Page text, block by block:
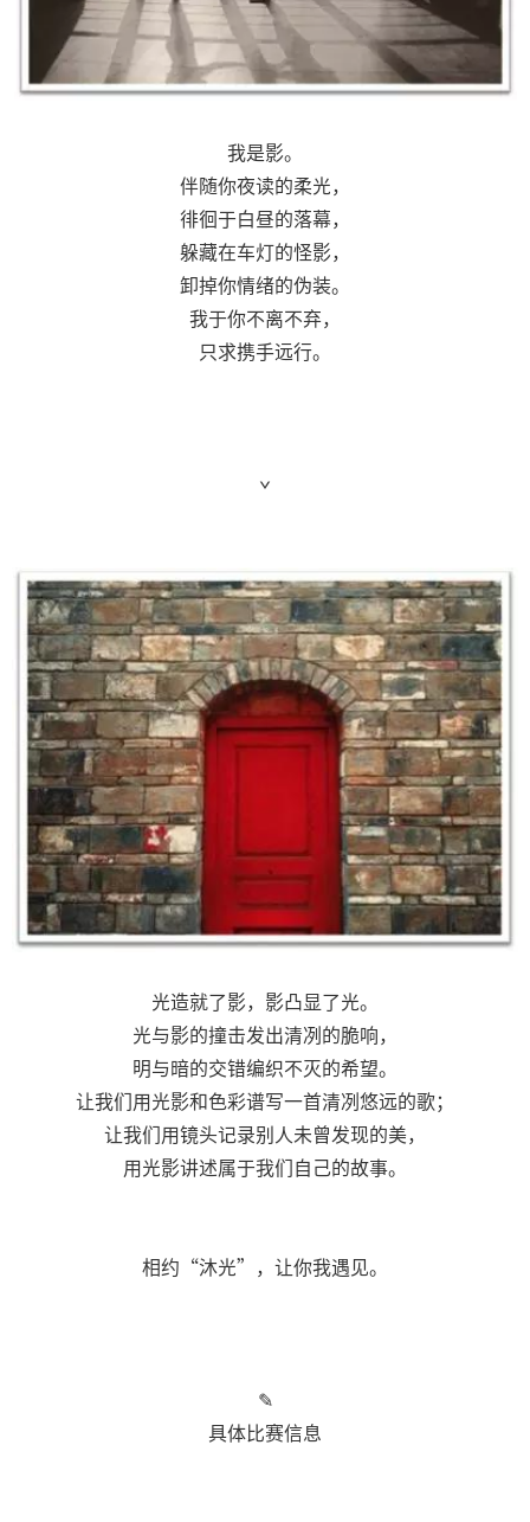
我是影。
伴随你夜读的柔光，
徘徊于白昼的落幕，
躲藏在车灯的怪影，
卸掉你情绪的伪装。
我于你不离不弃，
只求携手远行。
ˇ
光造就了影，影凸显了光。
光与影的撞击发出清冽的脆响，
明与暗的交错编织不灭的希望。
让我们用光影和色彩谱写一首清冽悠远的歌；
让我们用镜头记录别人未曾发现的美，
用光影讲述属于我们自己的故事。
相约“沐光”，让你我遇见。
✎
具体比赛信息